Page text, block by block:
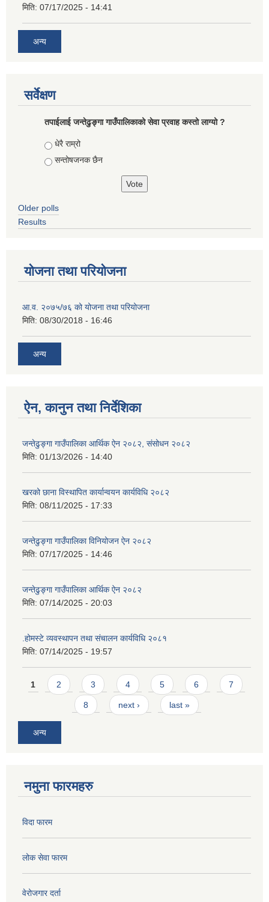
मिति: 07/17/2025 - 14:41
अन्य
सर्वेक्षण
तपाईलाई जन्तेढुङ्गा गाउँपालिकाको सेवा प्रवाह कस्तो लाग्यो ?
Choices
धेरै राम्रो
सन्तोषजनक छैन
Older polls
Results
योजना तथा परियोजना
आ.व. २०७५/७६ को योजना तथा परियोजना
मिति: 08/30/2018 - 16:46
अन्य
ऐन, कानुन तथा निर्देशिका
जन्तेढुङ्गा गाउँपालिका आर्थिक ऐन २०८२, संसोधन २०८२
मिति: 01/13/2026 - 14:40
खरको छाना विस्थापित कार्यान्वयन कार्यविधि २०८२
मिति: 08/11/2025 - 17:33
जन्तेढुङ्गा गाउँपालिका विनियोजन ऐन २०८२
मिति: 07/17/2025 - 14:46
जन्तेढुङ्गा गाउँपालिका आर्थिक ऐन २०८२
मिति: 07/14/2025 - 20:03
.होमस्टे व्यवस्थापन तथा संचालन कार्यविधि २०८१
मिति: 07/14/2025 - 19:57
Pages
1 2 3 4 5 6 7
8 next › last »
अन्य
नमुना फारमहरु
विदा फारम
लोक सेवा फारम
वेरोजगार दर्ता